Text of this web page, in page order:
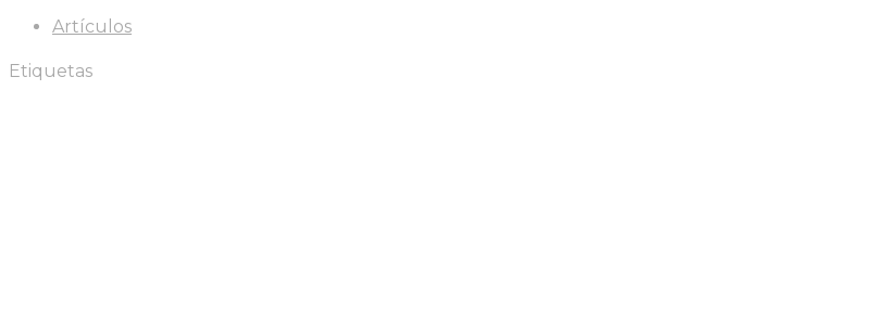
Artículos
Etiquetas